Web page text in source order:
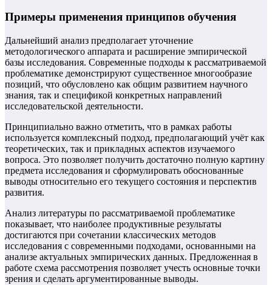
Примеры применения принципов обучения
Дальнейший анализ предполагает уточнение
методологического аппарата и расширение эмпирической
базы исследования. Современные подходы к рассматриваемой
проблематике демонстрируют существенное многообразие
позиций, что обусловлено как общим развитием научного
знания, так и спецификой конкретных направлений
исследовательской деятельности.
Принципиально важно отметить, что в рамках работы
используется комплексный подход, предполагающий учёт как
теоретических, так и прикладных аспектов изучаемого
вопроса. Это позволяет получить достаточно полную картину
предмета исследования и сформулировать обоснованные
выводы относительно его текущего состояния и перспектив
развития.
Анализ литературы по рассматриваемой проблематике
показывает, что наиболее продуктивные результаты
достигаются при сочетании классических методов
исследования с современными подходами, основанными на
анализе актуальных эмпирических данных. Предложенная в
работе схема рассмотрения позволяет учесть основные точки
зрения и сделать аргументированные выводы.